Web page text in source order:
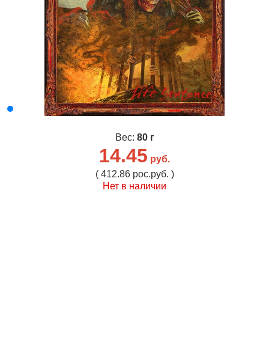
Вес: 80 г
14.45 руб.
( 412.86 рос.руб. )
Нет в наличии